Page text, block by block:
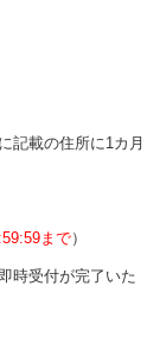
記載の住所に1カ月
まで）
時受付が完了いた